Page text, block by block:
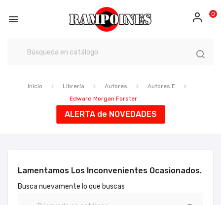
 0
Inicio Librería Autores
Autores E
Edward Morgan Forster
ALERTA de NOVEDADES
Lamentamos Los Inconvenientes Ocasionados.
Busca nuevamente lo que buscas